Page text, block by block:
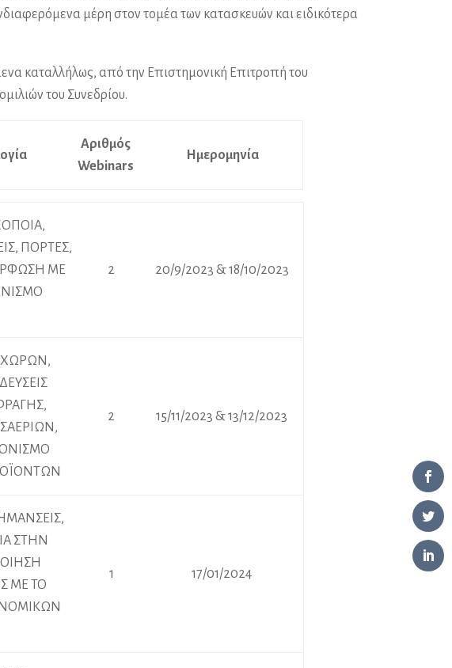
μέρη στον τομέα των κατασκευών και ειδικότερα
καταλλήλως, από την Επιστημονική Επιτροπή του
του Συνεδρίου.
Αριθμός
Webinars
Ημερομηνία
ΠΟΡΤΕΣ,
ΜΕ
2 20/9/2023 & 18/10/2023
ΧΩΡΩΝ,
2 15/11/2023 & 13/12/2023
ΣΤΗΝ
ΜΕ ΤΟ
1 17/01/2024